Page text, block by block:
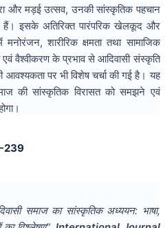
और मड़ई उत्सव, उनकी सांस्कृतिक पहचान
इसके अतिरिक्त पारंपरिक खेलकूद और
शारीरिक क्षमता तथा सामाजिक
वैश्वीकरण के प्रभाव से आदिवासी संस्कृति
आवश्यकता पर भी विशेष चर्चा की गई है। यह
की सांस्कृतिक विरासत को समझने एवं
239
समाज का सांस्कृतिक अध्ययन: भाषा,